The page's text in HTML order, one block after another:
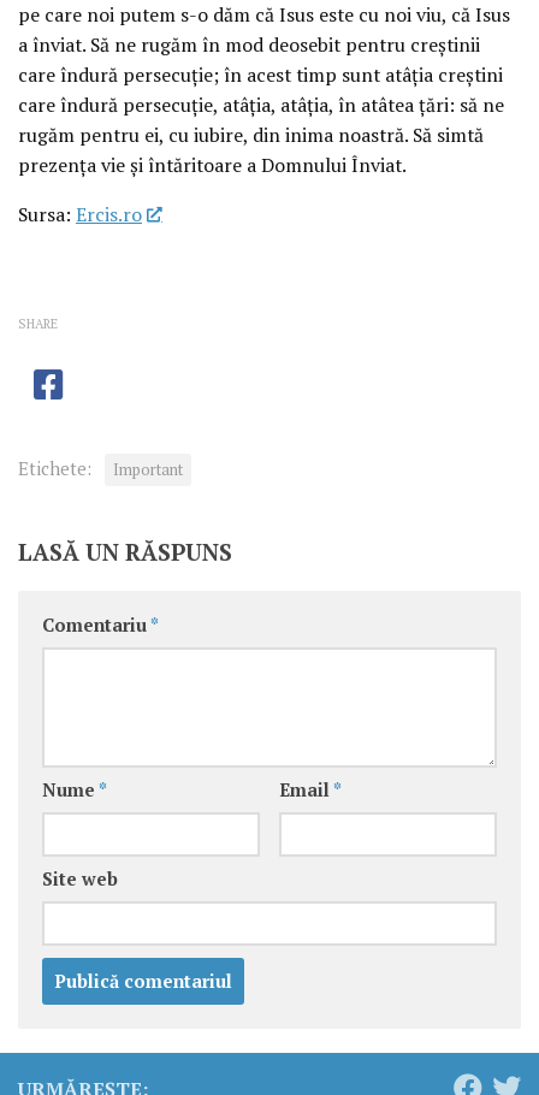
pe care noi putem s-o dăm că Isus este cu noi viu, că Isus
a înviat. Să ne rugăm în mod deosebit pentru creştinii
care îndură persecuţie; în acest timp sunt atâţia creştini
care îndură persecuţie, atâţia, atâţia, în atâtea ţări: să ne
rugăm pentru ei, cu iubire, din inima noastră. Să simtă
prezenţa vie şi întăritoare a Domnului Înviat.
Sursa: Ercis.ro
SHARE
Etichete: Important
LASĂ UN RĂSPUNS
Comentariu *
Nume * Email *
Site web
URMĂREȘTE: